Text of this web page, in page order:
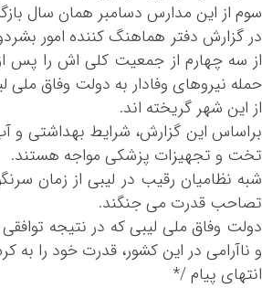
سوم از این مدارس دسامبر همان سال
در گزارش دفتر هماهنگ کننده امور
از سه چهارم از جمعیت کلی اش را پس
از این شهر گریخته اند.
براساس این گزارش، شرایط بهداشتی و
تخت و تجهیزات پزشکی مواجه هستند.
تصاحب قدرت می جنگند.
دولت وفاق ملی لیبی که در نتیجه
و ناآرامی در این کشور، قدرت خود را به
انتهای پیام /*